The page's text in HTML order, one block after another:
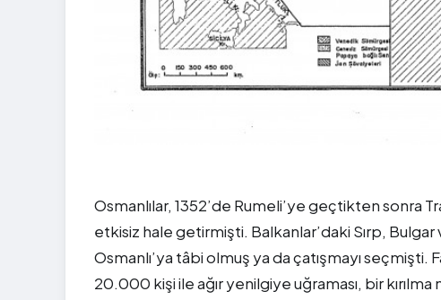
Osmanlılar, 1352’de Rumeli’ye geçtikten sonra
etkisiz hale getirmişti. Balkanlar’daki Sırp,
Osmanlı’ya tâbi olmuş ya da çatışmayı seçmişti.
20.000 kişi ile ağır yenilgiye uğraması, bir kırılma